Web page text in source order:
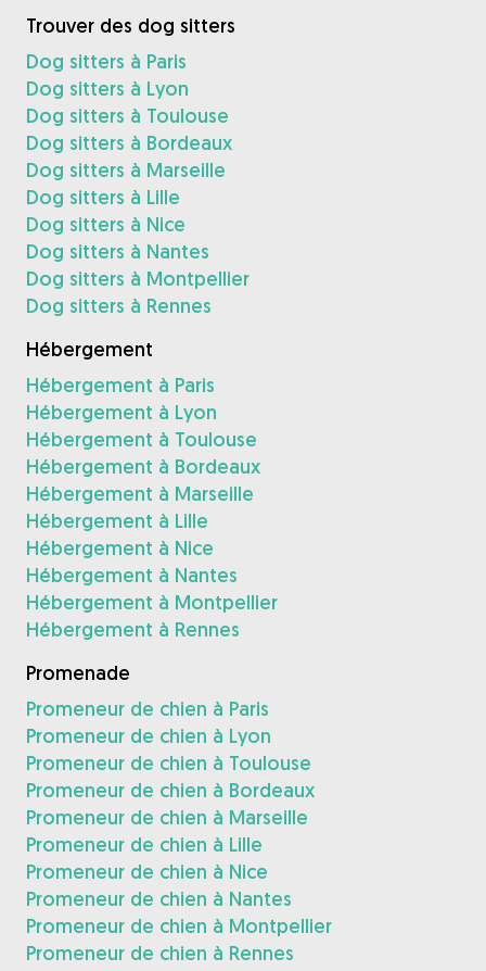
Trouver des dog sitters
Dog sitters à Paris
Dog sitters à Lyon
Dog sitters à Toulouse
Dog sitters à Bordeaux
Dog sitters à Marseille
Dog sitters à Lille
Dog sitters à Nice
Dog sitters à Nantes
Dog sitters à Montpellier
Dog sitters à Rennes
Hébergement
Hébergement à Paris
Hébergement à Lyon
Hébergement à Toulouse
Hébergement à Bordeaux
Hébergement à Marseille
Hébergement à Lille
Hébergement à Nice
Hébergement à Nantes
Hébergement à Montpellier
Hébergement à Rennes
Promenade
Promeneur de chien à Paris
Promeneur de chien à Lyon
Promeneur de chien à Toulouse
Promeneur de chien à Bordeaux
Promeneur de chien à Marseille
Promeneur de chien à Lille
Promeneur de chien à Nice
Promeneur de chien à Nantes
Promeneur de chien à Montpellier
Promeneur de chien à Rennes